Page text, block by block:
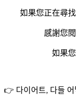
如果您正在尋
感謝您
如果
👉 다이어트, 다들 어